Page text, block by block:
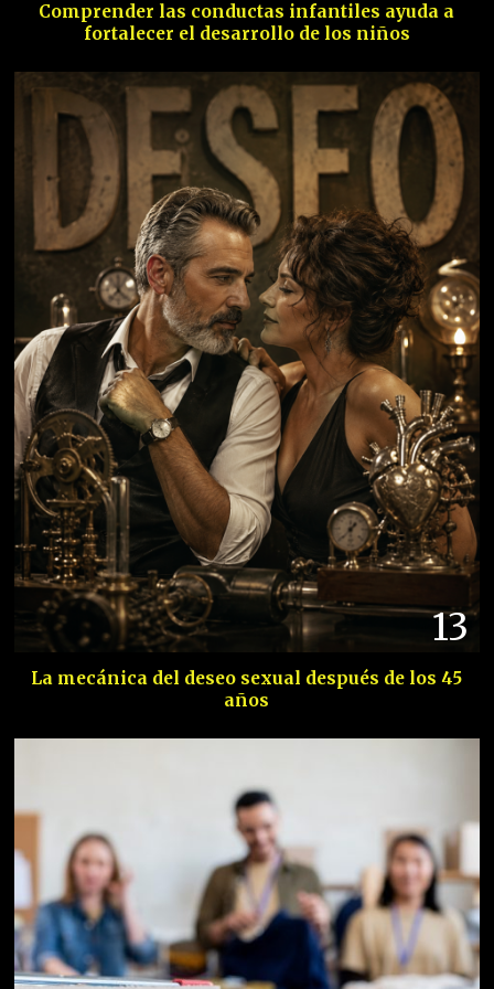
Comprender las conductas infantiles ayuda a
fortalecer el desarrollo de los niños
13
La mecánica del deseo sexual después de los 45
años